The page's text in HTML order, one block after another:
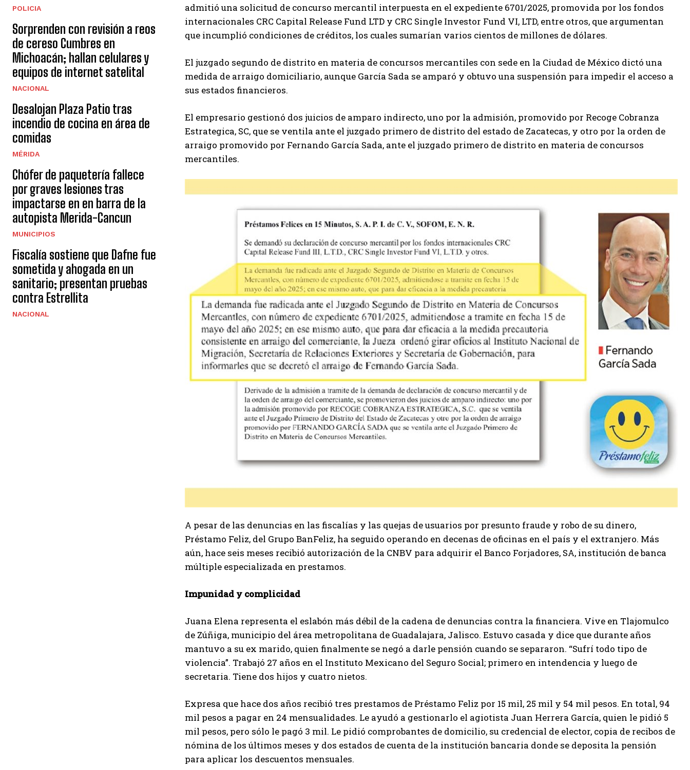
POLICIA
Sorprenden con revisión a reos
de cereso Cumbres en
Michoacán; hallan celulares y
equipos de internet satelital
NACIONAL
Desalojan Plaza Patio tras
incendio de cocina en área de
comidas
MÉRIDA
Chófer de paquetería fallece
por graves lesiones tras
impactarse en en barra de la
autopista Merida-Cancun
MUNICIPIOS
Fiscalía sostiene que Dafne fue
sometida y ahogada en un
sanitario; presentan pruebas
contra Estrellita
NACIONAL
admitió una solicitud de concurso mercantil interpuesta en el expediente 6701/2025, promovida por los fondos
internacionales CRC Capital Release Fund LTD y CRC Single Investor Fund VI, LTD, entre otros, que argumentan
que incumplió condiciones de créditos, los cuales sumarían varios cientos de millones de dólares.
El juzgado segundo de distrito en materia de concursos mercantiles con sede en la Ciudad de México dictó una
medida de arraigo domiciliario, aunque García Sada se amparó y obtuvo una suspensión para impedir el acceso a
sus estados financieros.
El empresario gestionó dos juicios de amparo indirecto, uno por la admisión, promovido por Recoge Cobranza
Estrategica, SC, que se ventila ante el juzgado primero de distrito del estado de Zacatecas, y otro por la orden de
arraigo promovido por Fernando García Sada, ante el juzgado primero de distrito en materia de concursos
mercantiles.
A pesar de las denuncias en las fiscalías y las quejas de usuarios por presunto fraude y robo de su dinero,
Préstamo Feliz, del Grupo BanFeliz, ha seguido operando en decenas de oficinas en el país y el extranjero. Más
aún, hace seis meses recibió autorización de la CNBV para adquirir el Banco Forjadores, SA, institución de banca
múltiple especializada en prestamos.
Impunidad y complicidad
Juana Elena representa el eslabón más débil de la cadena de denuncias contra la financiera. Vive en Tlajomulco
de Zúñiga, municipio del área metropolitana de Guadalajara, Jalisco. Estuvo casada y dice que durante años
mantuvo a su ex marido, quien finalmente se negó a darle pensión cuando se separaron. “Sufrí todo tipo de
violencia”. Trabajó 27 años en el Instituto Mexicano del Seguro Social; primero en intendencia y luego de
secretaria. Tiene dos hijos y cuatro nietos.
Expresa que hace dos años recibió tres prestamos de Préstamo Feliz por 15 mil, 25 mil y 54 mil pesos. En total, 94
mil pesos a pagar en 24 mensualidades. Le ayudó a gestionarlo el agiotista Juan Herrera García, quien le pidió 5
mil pesos, pero sólo le pagó 3 mil. Le pidió comprobantes de domicilio, su credencial de elector, copia de recibos de
nómina de los últimos meses y dos estados de cuenta de la institución bancaria donde se deposita la pensión
para aplicar los descuentos mensuales.